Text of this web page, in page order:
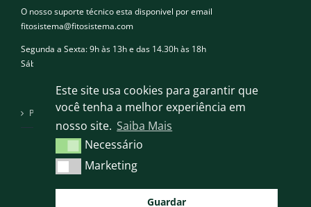
Este site usa cookies para garantir que
você tenha a melhor experiência em
nosso site. Saiba Mais
Necessário
Necessário
MarketingMarketing
Guardar
O nosso suporte técnico esta disponivel por email
fitosistema@fitosistema.com
Segunda a Sexta: 9h às 13h e das 14.30h às 18h
Sábado e Domingo: Encerrado
Política de privacidade